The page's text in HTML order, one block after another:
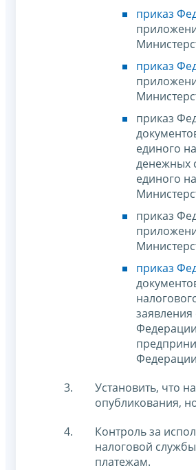
приказ
приказ
приказ
единого
денежных
единого
приказ
приказ
Установить, что
опубликования,
Контроль за
налоговой
платежам.